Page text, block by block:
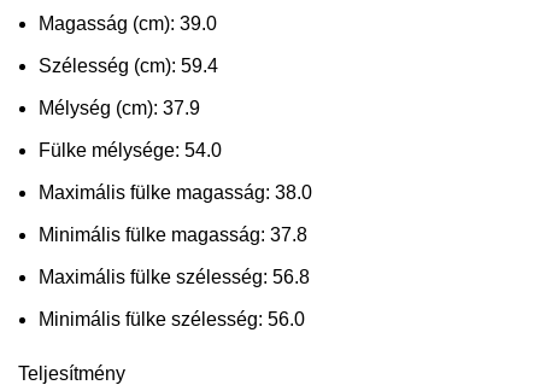
Magasság (cm): 39.0
Szélesség (cm): 59.4
Mélység (cm): 37.9
Fülke mélysége: 54.0
Maximális fülke magasság: 38.0
Minimális fülke magasság: 37.8
Maximális fülke szélesség: 56.8
Minimális fülke szélesség: 56.0
Teljesítmény